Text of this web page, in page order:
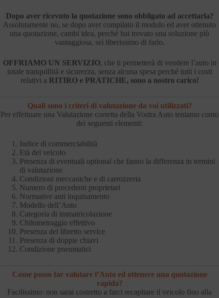
Dopo aver ricevuto la quotazione sono obbligato ad accettarla?
Assolutamente no, se dopo aver compilato il modulo ed aver ottenuto
una quotazione, cambi idea, perché hai trovato una soluzione più
vantaggiosa, sei liberissimo di farlo.
OFFRIAMO UN SERVIZIO, che ti permetterà di vendere l’auto in
totale tranquillità e sicurezza, senza alcuna spesa perché tutti i costi
relativi a RITIRO e PRATICHE, sono a nostro carico!
Quali sono i criteri di valutazione da voi utilizzati?
Per effettuare una Valutazione corretta della Vostra Auto teniamo conto
dei seguenti elementi:
Indice di commerciabilità
Età del veicolo
Presenza di eventuali optional che fanno la differenza in termini
di valutazione
Condizioni meccaniche e di carrozzeria
Numero di precedenti proprietari
Normative anti inquinamento
Modello dell’Auto
Categoria di immatricolazione
Chilometraggio effettivo
Presenza del libretto service
Presenza di doppie chiavi
Condizione pneumatici
Come posso far valutare l’Auto ed ottenere una quotazione
rapida?
Facilissimo: non sarai costretto a farci recapitare il veicolo fino alla